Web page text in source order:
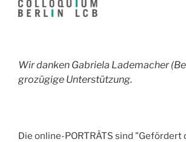
Wir danken Gabriela Lademacher
grozügige Unterstützung.
Die online-PORTRÄTS sind "Gefördert